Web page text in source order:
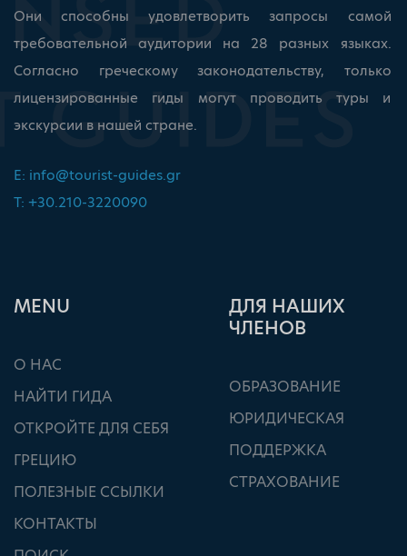
Они способны удовлетворить запросы самой
требовательной аудитории на 28 разных языках.
Согласно греческому законодательству, только
лицензированные гиды могут проводить туры и
экскурсии в нашей стране.
E: info@tourist-guides.gr
T: +30.210-3220090
ΜΕΝU
О НАС
НАЙТИ ГИДА
ОТКРОЙТЕ ДЛЯ СЕБЯ
ГРЕЦИЮ
ПОЛЕЗНЫЕ ССЫЛКИ
КОНТАКТЫ
ДЛЯ НАШИХ
ЧЛЕНОВ
ОБРАЗОВАНИЕ
ЮРИДИЧЕСКАЯ
ПОДДЕРЖКА
СТРАХОВАНИЕ